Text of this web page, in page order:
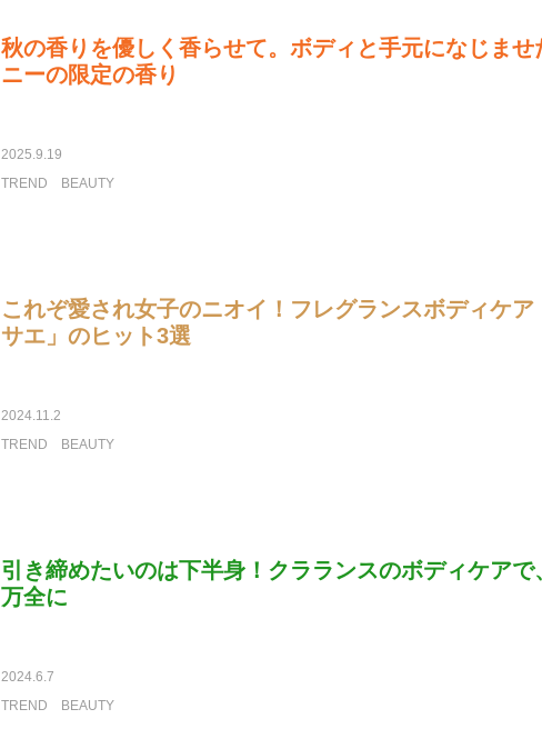
秋の香りを優しく香らせて。ボディと手元になじませ
ニーの限定の香り
2025.9.19
TREND
BEAUTY
これぞ愛され女子のニオイ！フレグランスボディケア
サエ」のヒット3選
2024.11.2
TREND
BEAUTY
引き締めたいのは下半身！クラランスのボディケアで
万全に
2024.6.7
TREND
BEAUTY